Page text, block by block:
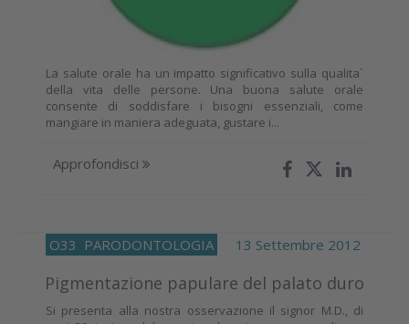
La salute orale ha un impatto significativo sulla qualita`
della vita delle persone. Una buona salute orale
consente di soddisfare i bisogni essenziali, come
mangiare in maniera adeguata, gustare i...
Approfondisci
O33 PARODONTOLOGIA 13 Settembre 2012
Pigmentazione papulare del palato duro
Si presenta alla nostra osservazione il signor M.D., di